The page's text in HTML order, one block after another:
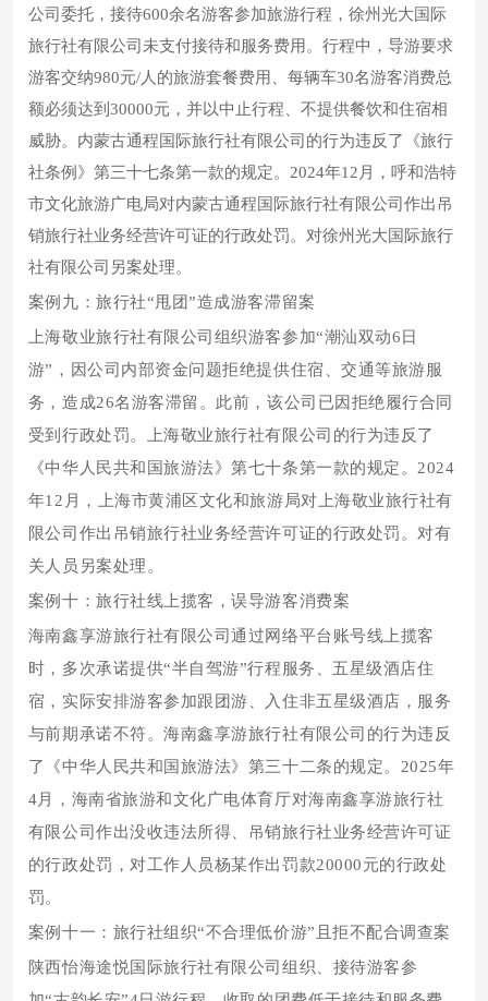
公司委托，接待600余名游客参加旅游行程，徐州光大国际
旅行社有限公司未支付接待和服务费用。行程中，导游要求
游客交纳980元/人的旅游套餐费用、每辆车30名游客消费总
额必须达到30000元，并以中止行程、不提供餐饮和住宿相
威胁。内蒙古通程国际旅行社有限公司的行为违反了《旅行
社条例》第三十七条第一款的规定。2024年12月，呼和浩特
市文化旅游广电局对内蒙古通程国际旅行社有限公司作出吊
销旅行社业务经营许可证的行政处罚。对徐州光大国际旅行
社有限公司另案处理。
案例九：旅行社“甩团”造成游客滞留案
上海敬业旅行社有限公司组织游客参加“潮汕双动6日
游”，因公司内部资金问题拒绝提供住宿、交通等旅游服
务，造成26名游客滞留。此前，该公司已因拒绝履行合同
受到行政处罚。上海敬业旅行社有限公司的行为违反了
《中华人民共和国旅游法》第七十条第一款的规定。2024
年12月，上海市黄浦区文化和旅游局对上海敬业旅行社有
限公司作出吊销旅行社业务经营许可证的行政处罚。对有
关人员另案处理。
案例十：旅行社线上揽客，误导游客消费案
海南鑫享游旅行社有限公司通过网络平台账号线上揽客
时，多次承诺提供“半自驾游”行程服务、五星级酒店住
宿，实际安排游客参加跟团游、入住非五星级酒店，服务
与前期承诺不符。海南鑫享游旅行社有限公司的行为违反
了《中华人民共和国旅游法》第三十二条的规定。2025年
4月，海南省旅游和文化广电体育厅对海南鑫享游旅行社
有限公司作出没收违法所得、吊销旅行社业务经营许可证
的行政处罚，对工作人员杨某作出罚款20000元的行政处
罚。
案例十一：旅行社组织“不合理低价游”且拒不配合调查案
陕西怡海途悦国际旅行社有限公司组织、接待游客参